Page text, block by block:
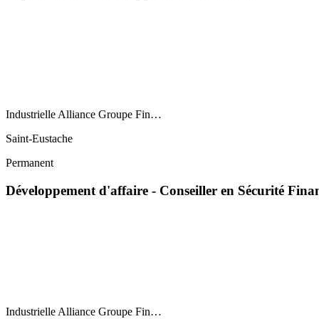
Industrielle Alliance Groupe Fin…
Saint-Eustache
Permanent
Développement d'affaire - Conseiller en Sécurité
Industrielle Alliance Groupe Fin…